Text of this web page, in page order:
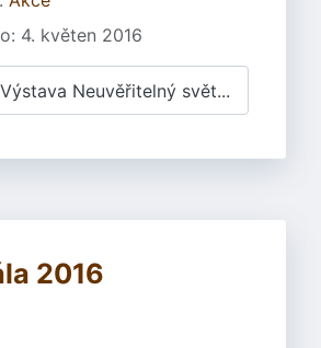
4. květen 2016
Neuvěřitelný svět...
2016